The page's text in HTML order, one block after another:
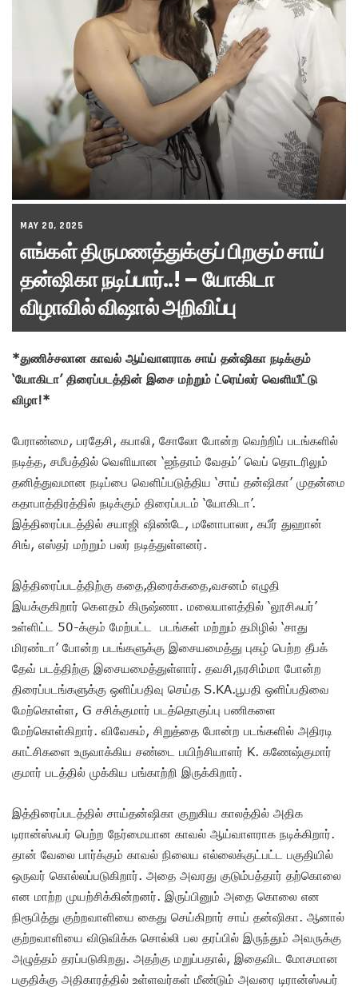
MAY 20, 2025
எங்கள் திருமணத்துக்குப் பிறகும் சாய்
தன்ஷிகா நடிப்பார்..! – யோகிடா
விழாவில் விஷால் அறிவிப்பு
*துணிச்சலான காவல் ஆய்வாளராக சாய் தன்ஷிகா நடிக்கும்
‘யோகிடா’ திரைப்படத்தின் இசை மற்றும் ட்ரெய்லர் வெளியீட்டு
விழா!*
பேராண்மை, பரதேசி, கபாலி, சோலோ போன்ற வெற்றிப் படங்களில்
நடித்த, சமீபத்தில் வெளியான ‘ஐந்தாம் வேதம்’ வெப் தொடரிலும்
தனித்துவமான நடிப்பை வெளிப்படுத்திய ‘சாய் தன்ஷிகா’ முதன்மை
கதாபாத்திரத்தில் நடிக்கும் திரைப்படம் ‘யோகிடா’.
இத்திரைப்படத்தில் சயாஜி ஷிண்டே, மனோபாலா, கபீர் துஹான்
சிங், எஸ்தர் மற்றும் பலர் நடித்துள்ளனர்.
இத்திரைப்படத்திற்கு கதை,திரைக்கதை,வசனம் எழுதி
இயக்குகிறார் கௌதம் கிருஷ்ணா. மலையாளத்தில் ‘லூசிஃபர்’
உள்ளிட்ட 50-க்கும் மேற்பட்ட படங்கள் மற்றும் தமிழில் ‘சாது
மிரண்டா’ போன்ற படங்களுக்கு இசையமைத்து புகழ் பெற்ற தீபக்
தேவ் படத்திற்கு இசையமைத்துள்ளார். தவசி,நரசிம்மா போன்ற
திரைப்படங்களுக்கு ஒளிப்பதிவு செய்த S.KA.பூபதி ஒளிப்பதிவை
மேற்கொள்ள, G சசிக்குமார் படத்தொகுப்பு பணிகளை
மேற்கொள்கிறார். விவேகம், சிறுத்தை போன்ற படங்களில் அதிரடி
காட்சிகளை உருவாக்கிய சண்டை பயிற்சியாளர் K. கணேஷ்குமார்
குமார் படத்தில் முக்கிய பங்காற்றி இருக்கிறார்.
இத்திரைப்படத்தில் சாய்தன்ஷிகா குறுகிய காலத்தில் அதிக
டிரான்ஸ்ஃபர் பெற்ற நேர்மையான காவல் ஆய்வாளராக நடிக்கிறார்.
தான் வேலை பார்க்கும் காவல் நிலைய எல்லைக்குட்பட்ட பகுதியில்
ஒருவர் கொல்லப்படுகிறார். அதை அவரது குடும்பத்தார் தற்கொலை
என மாற்ற முயற்சிக்கின்றனர். இருப்பினும் அதை கொலை என
நிரூபித்து குற்றவாளியை கைது செய்கிறார் சாய் தன்ஷிகா. ஆனால்
குற்றவாளியை விடுவிக்க சொல்லி பல தரப்பில் இருந்தும் அவருக்கு
அழுத்தம் தரப்படுகிறது. அதற்கு மறுப்பதால், இதைவிட மோசமான
பகுதிக்கு அதிகாரத்தில் உள்ளவர்கள் மீண்டும் அவரை டிரான்ஸ்ஃபர்